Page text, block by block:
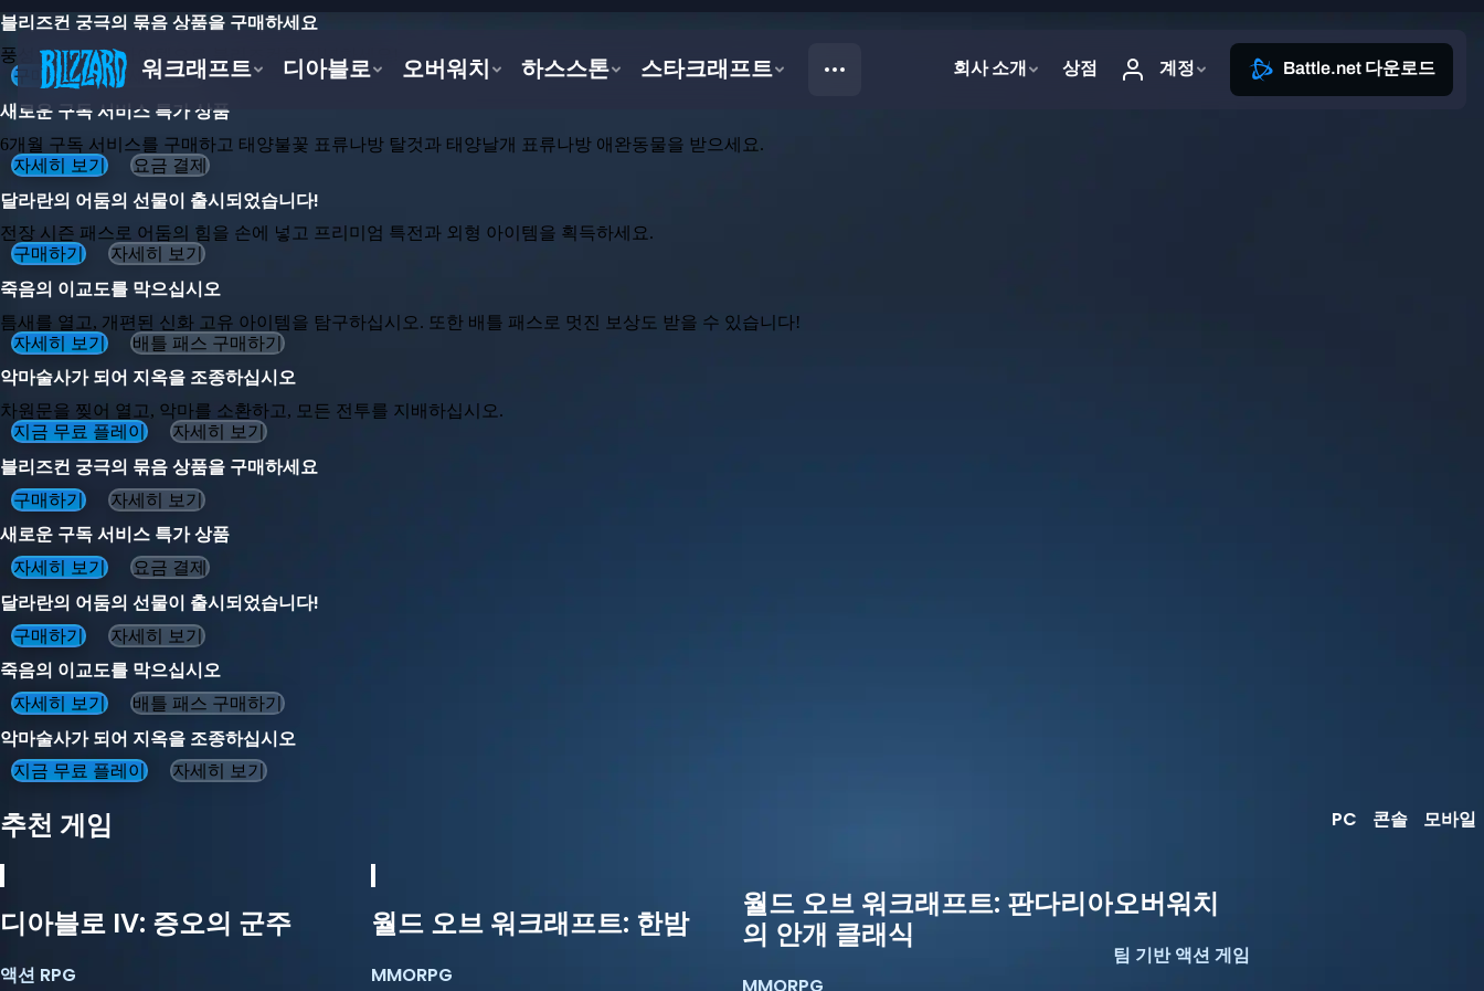
블리즈컨 궁극의 묶음 상품을 구매하세요
풍성한 게임 내 아이템으로 블리즈컨을 기념하세요!
구매하기
자세히 보기
새로운 구독 서비스 특가 상품
6개월 구독 서비스를 구매하고 태양불꽃 표류나방 탈것과 태양날개 표류나방 애완동물을 받으세요.
자세히 보기
요금 결제
달라란의 어둠의 선물이 출시되었습니다!
전장 시즌 패스로 어둠의 힘을 손에 넣고 프리미엄 특전과 외형 아이템을 획득하세요.
구매하기
자세히 보기
죽음의 이교도를 막으십시오
틈새를 열고, 개편된 신화 고유 아이템을 탐구하십시오. 또한 배틀 패스로 멋진 보상도 받을 수 있습니다!
자세히 보기
배틀 패스 구매하기
악마술사가 되어 지옥을 조종하십시오
차원문을 찢어 열고, 악마를 소환하고, 모든 전투를 지배하십시오.
지금 무료 플레이
자세히 보기
블리즈컨 궁극의 묶음 상품을 구매하세요
구매하기 자세히 보기
새로운 구독 서비스 특가 상품
자세히 보기 요금 결제
달라란의 어둠의 선물이 출시되었습니다!
구매하기 자세히 보기
죽음의 이교도를 막으십시오
자세히 보기 배틀 패스 구매하기
악마술사가 되어 지옥을 조종하십시오
지금 무료 플레이 자세히 보기
추천 게임 PC 콘솔 모바일
디아블로 IV: 증오의 군주
액션 RPG
월드 오브 워크래프트: 한밤
MMORPG
월드 오브 워크래프트: 판다리아
의 안개 클래식
오버워치
팀 기반 액션 게임